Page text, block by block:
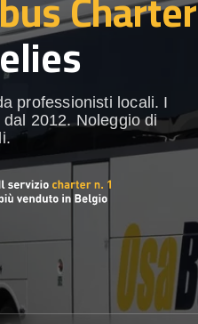
professionisti locali. I
2012. Noleggio di